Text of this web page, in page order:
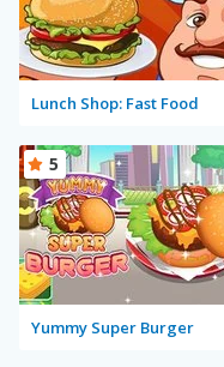
Lunch Shop: Fast Food
Yummy Super Burger
5